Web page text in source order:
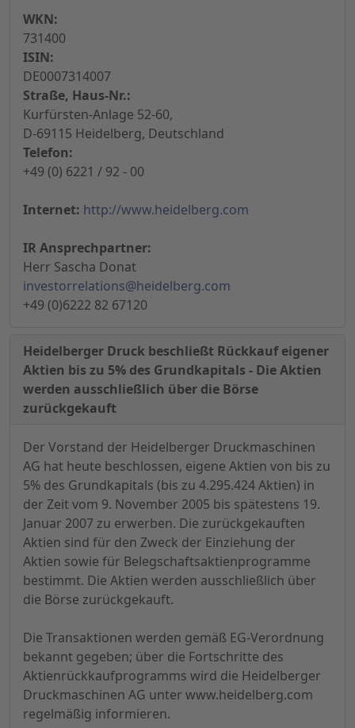
WKN:
731400
ISIN:
DE0007314007
Straße, Haus-Nr.:
Kurfürsten-Anlage 52-60,
D-69115 Heidelberg, Deutschland
Telefon:
+49 (0) 6221 / 92 - 00
Internet: http://www.heidelberg.com
IR Ansprechpartner:
Herr Sascha Donat
investorrelations@heidelberg.com
+49 (0)6222 82 67120
Heidelberger Druck beschließt Rückkauf eigener
Aktien bis zu 5% des Grundkapitals - Die Aktien
werden ausschließlich über die Börse
zurückgekauft
Der Vorstand der Heidelberger Druckmaschinen
AG hat heute beschlossen, eigene Aktien von bis zu
5% des Grundkapitals (bis zu 4.295.424 Aktien) in
der Zeit vom 9. November 2005 bis spätestens 19.
Januar 2007 zu erwerben. Die zurückgekauften
Aktien sind für den Zweck der Einziehung der
Aktien sowie für Belegschaftsaktienprogramme
bestimmt. Die Aktien werden ausschließlich über
die Börse zurückgekauft.
Die Transaktionen werden gemäß EG-Verordnung
bekannt gegeben; über die Fortschritte des
Aktienrückkaufprogramms wird die Heidelberger
Druckmaschinen AG unter www.heidelberg.com
regelmäßig informieren.